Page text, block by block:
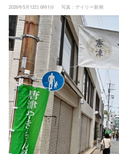
2026年5月12日 6時1分 写真：デイリー新潮